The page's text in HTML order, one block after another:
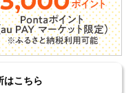
はこちら